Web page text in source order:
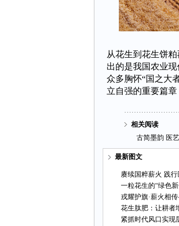
从花生到花生饼
出的是我国农业
众多胸怀“国之大
立自强的重要篇
相关阅读
古简墨韵医
最新图文
赓续国粹薪火践
一粒花生的“绿色
戎耀护旗·薪火相
花生肽肥：让耕者
紧抓时代风口实现